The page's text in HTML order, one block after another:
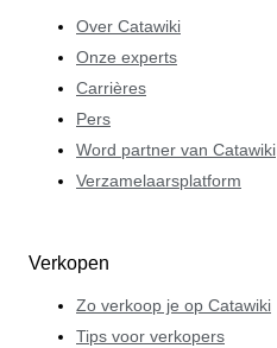
Over Catawiki
Onze experts
Carrières
Pers
Word partner van Catawiki
Verzamelaarsplatform
Verkopen
Zo verkoop je op Catawiki
Tips voor verkopers